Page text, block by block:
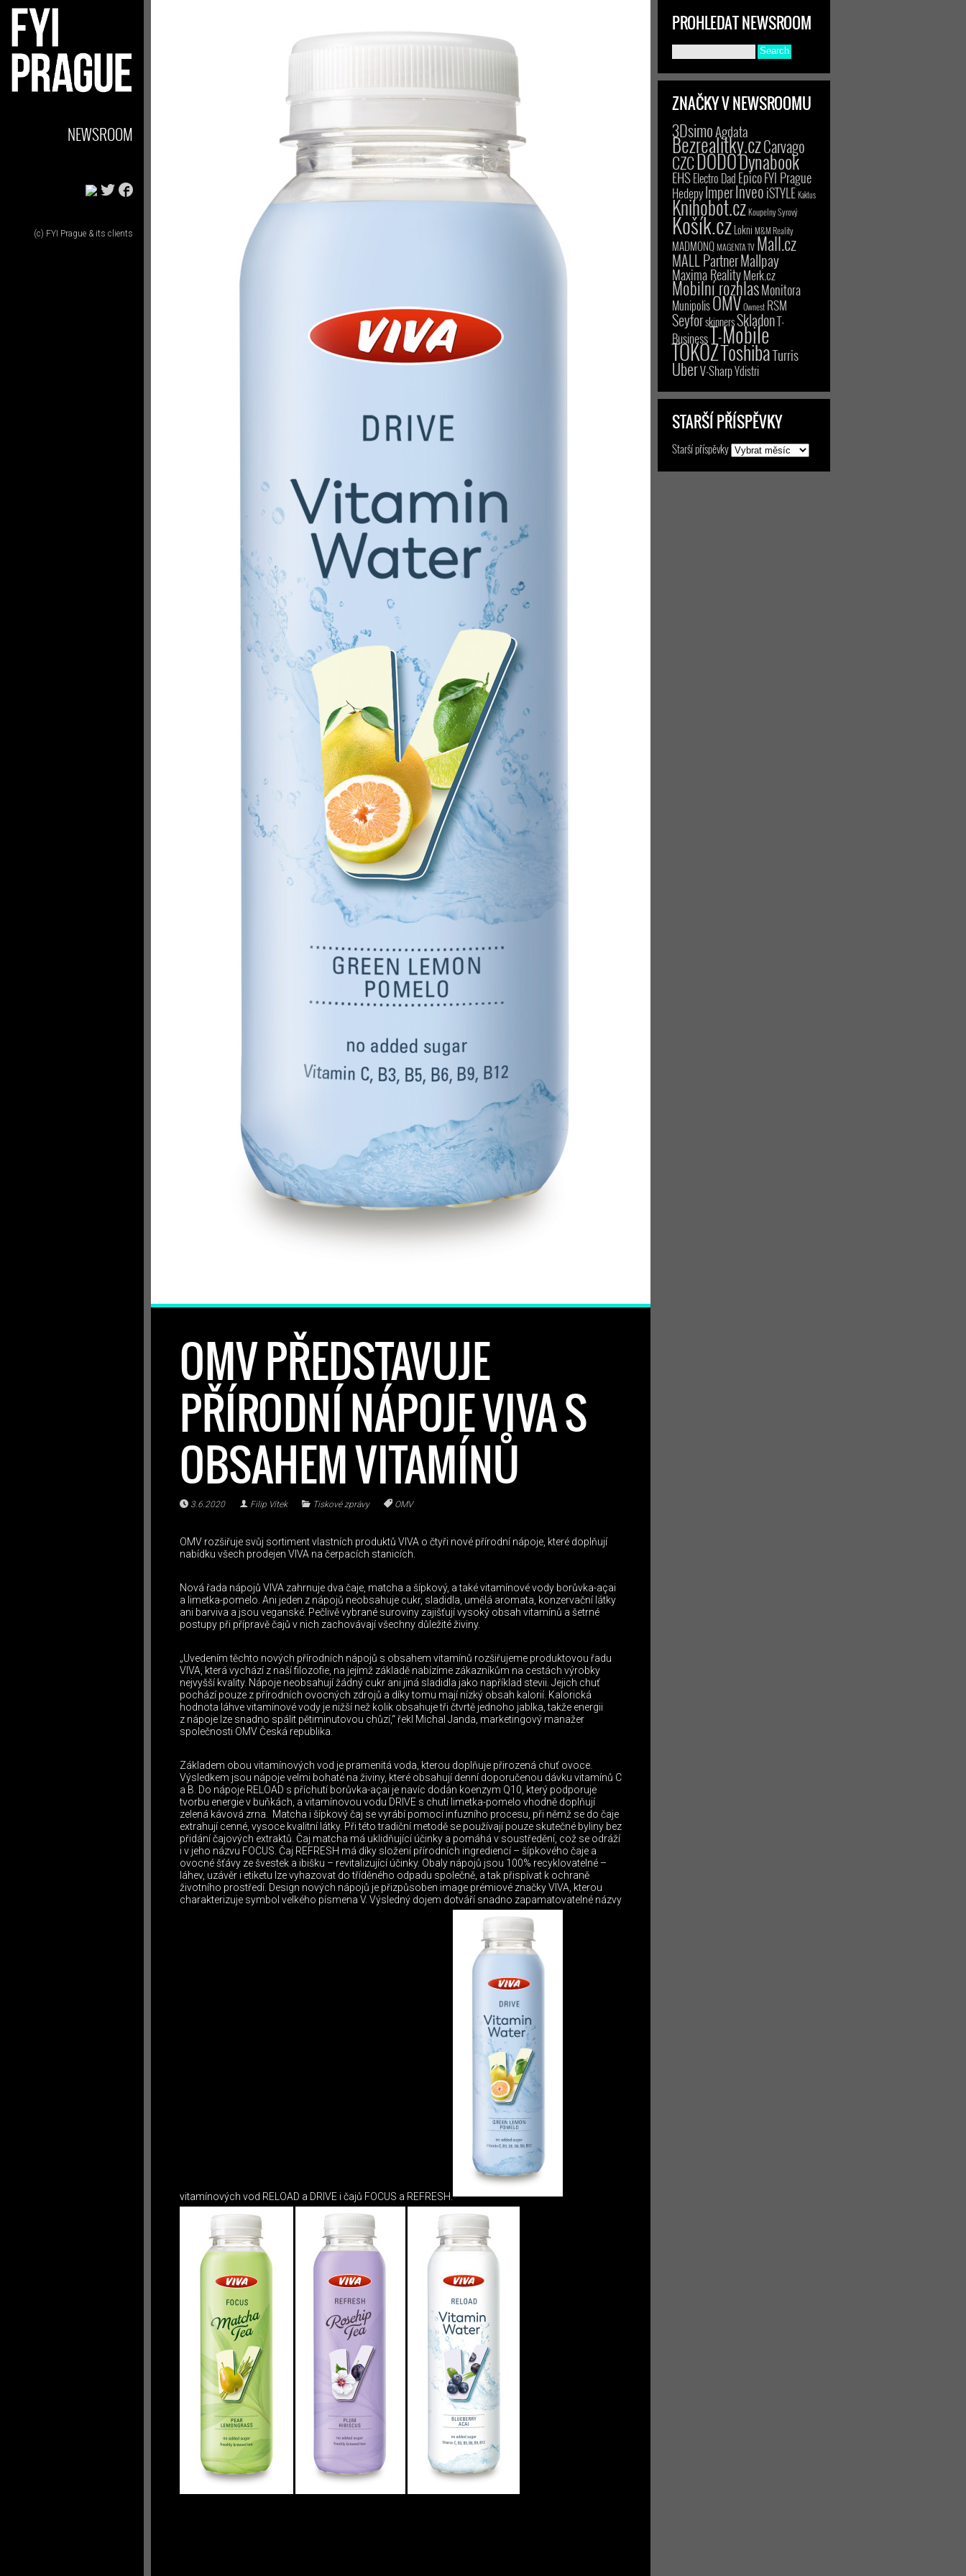
NEWSROOM
(c) FYI Prague & its clients
OMV PŘEDSTAVUJE
PŘÍRODNÍ NÁPOJE VIVA S
OBSAHEM VITAMÍNŮ
3.6.2020 Filip Vítek Tiskové zprávy OMV
OMV rozšiřuje svůj sortiment vlastních produktů VIVA o čtyři nové přírodní nápoje, které doplňují
nabídku všech prodejen VIVA na čerpacích stanicích.
Nová řada nápojů VIVA zahrnuje dva čaje, matcha a šípkový, a také vitamínové vody borůvka-açai
a limetka-pomelo. Ani jeden z nápojů neobsahuje cukr, sladidla, umělá aromata, konzervační látky
ani barviva a jsou veganské. Pečlivě vybrané suroviny zajišťují vysoký obsah vitamínů a šetrné
postupy při přípravě čajů v nich zachovávají všechny důležité živiny.
„Uvedením těchto nových přírodních nápojů s obsahem vitamínů rozšiřujeme produktovou řadu
VIVA, která vychází z naší filozofie, na jejímž základě nabízíme zákazníkům na cestách výrobky
nejvyšší kvality. Nápoje neobsahují žádný cukr ani jiná sladidla jako například stevii. Jejich chuť
pochází pouze z přírodních ovocných zdrojů a díky tomu mají nízký obsah kalorií. Kalorická
hodnota láhve vitamínové vody je nižší než kolik obsahuje tři čtvrtě jednoho jablka, takže energii
z nápoje lze snadno spálit pětiminutovou chůzí,“ řekl Michal Janda, marketingový manažer
společnosti OMV Česká republika.
Základem obou vitamínových vod je pramenitá voda, kterou doplňuje přirozená chuť ovoce.
Výsledkem jsou nápoje velmi bohaté na živiny, které obsahují denní doporučenou dávku vitamínů C
a B. Do nápoje RELOAD s příchutí borůvka-açai je navíc dodán koenzym Q10, který podporuje
tvorbu energie v buňkách, a vitamínovou vodu DRIVE s chutí limetka-pomelo vhodně doplňují
zelená kávová zrna. Matcha i šípkový čaj se vyrábí pomocí infuzního procesu, při němž se do čaje
extrahují cenné, vysoce kvalitní látky. Při této tradiční metodě se používají pouze skutečné byliny bez
přidání čajových extraktů. Čaj matcha má uklidňující účinky a pomáhá v soustředění, což se odráží
i v jeho názvu FOCUS. Čaj REFRESH má díky složení přírodních ingrediencí – šípkového čaje a
ovocné šťávy ze švestek a ibišku – revitalizující účinky. Obaly nápojů jsou 100% recyklovatelné –
láhev, uzávěr i etiketu lze vyhazovat do tříděného odpadu společně, a tak přispívat k ochraně
životního prostředí. Design nových nápojů je přizpůsoben image prémiové značky VIVA, kterou
charakterizuje symbol velkého písmena V. Výsledný dojem dotváří snadno zapamatovatelné názvy
vitamínových vod RELOAD a DRIVE i čajů FOCUS a REFRESH.
PROHLEDAT NEWSROOM
ZNAČKY V NEWSROOMU
3DsimoAgdata
Bezrealitky.czCarvago
CZCDODODynabook
EHSElectro Dad EpicoFYI Prague
HedepyImperInveoiSTYLEKaktus
Knihobot.czKoupelny Syrový
Košík.czLokni M&M Reality
MADMONQMAGENTA TV Mall.cz
MALL PartnerMallpay
Maxima RealityMerk.cz
Mobilní rozhlasMonitora
MunipolisOMVOwnest RSM
SeyforskinnersSkladonT-
BusinessT-Mobile
TOKOZToshibaTurris
UberV-SharpYdistri
STARŠÍ PŘÍSPĚVKY
Starší příspěvky